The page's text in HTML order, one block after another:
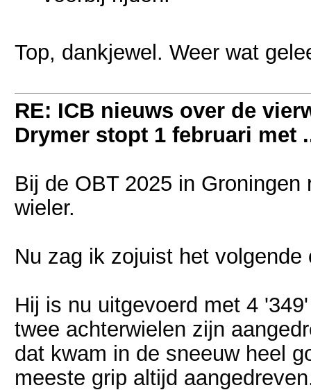
Top, dankjewel. Weer wat
RE: ICB nieuws over de
Drymer stopt 1 februari met
Bij de OBT 2025 in
wieler.
Nu zag ik zojuist het
Hij is nu uitgevoerd met 4
twee achterwielen zijn
dat kwam in de sneeuw heel
meeste grip altijd